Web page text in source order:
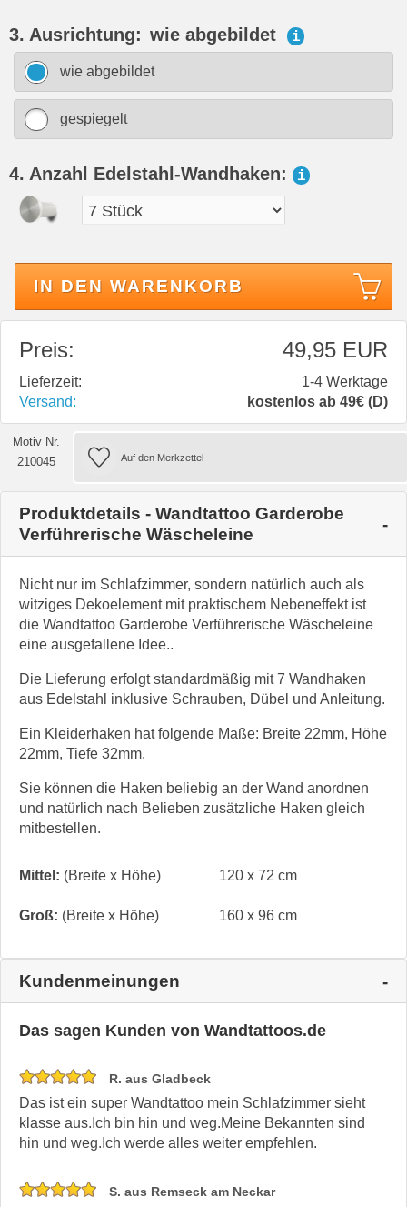
3. Ausrichtung: wie abgebildet i
wie abgebildet
gespiegelt
4. Anzahl Edelstahl-Wandhaken: i
IN DEN WARENKORB
Preis: 49,95 EUR
Lieferzeit:
1-4 Werktage
Versand:
kostenlos ab 49€ (D)
Motiv Nr.
210045
Produktdetails - Wandtattoo Garderobe
Verführerische Wäscheleine
Nicht nur im Schlafzimmer, sondern natürlich auch als
witziges Dekoelement mit praktischem Nebeneffekt ist
die Wandtattoo Garderobe Verführerische Wäscheleine
eine ausgefallene Idee..
Die Lieferung erfolgt standardmäßig mit 7 Wandhaken
aus Edelstahl inklusive Schrauben, Dübel und Anleitung.
Ein Kleiderhaken hat folgende Maße: Breite 22mm, Höhe
22mm, Tiefe 32mm.
Sie können die Haken beliebig an der Wand anordnen
und natürlich nach Belieben zusätzliche Haken gleich
mitbestellen.
Mittel: (Breite x Höhe) 120 x 72 cm
Groß: (Breite x Höhe) 160 x 96 cm
Kundenmeinungen
Das sagen Kunden von Wandtattoos.de
R. aus Gladbeck
Das ist ein super Wandtattoo mein Schlafzimmer sieht
klasse aus.Ich bin hin und weg.Meine Bekannten sind
hin und weg.Ich werde alles weiter empfehlen.
S. aus Remseck am Neckar